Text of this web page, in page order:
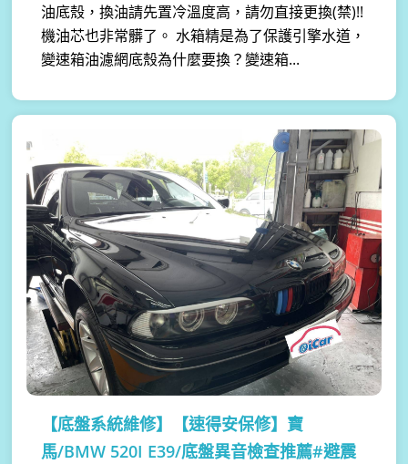
油底殼，換油請先置冷溫度高，請勿直接更換(禁)!!
機油芯也非常髒了。 水箱精是為了保護引擎水道，
變速箱油濾網底殼為什麼要換？變速箱...
【底盤系統維修】
【速得安保修】寶
馬/BMW 520I E39/底盤異音檢查推薦#避震